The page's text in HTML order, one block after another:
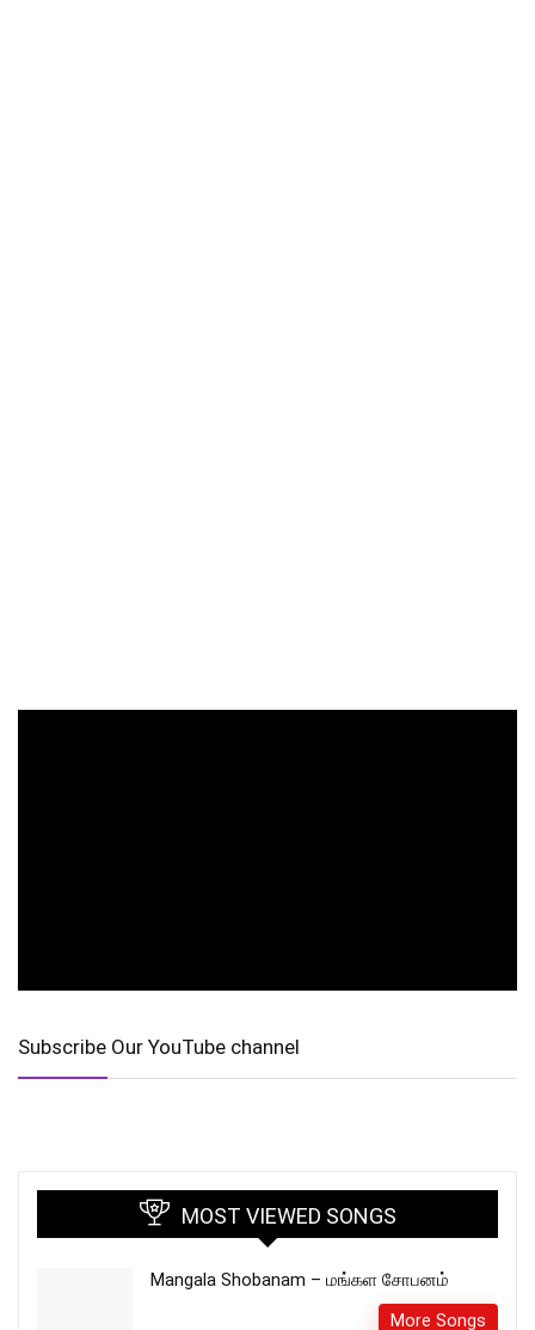
Subscribe Our YouTube channel
MOST VIEWED SONGS
Mangala Shobanam – மங்கள சோபனம்
More Songs